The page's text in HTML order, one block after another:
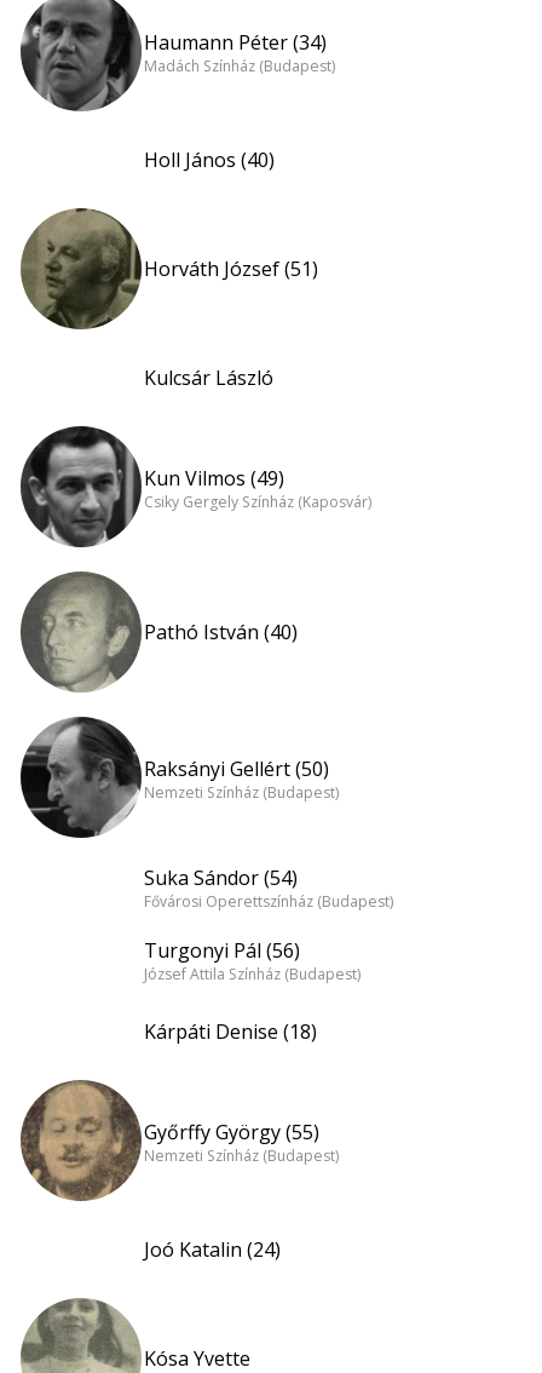
Haumann Péter (34)
Madách Színház (Budapest)
Holl János (40)
Horváth József (51)
Kulcsár László
Kun Vilmos (49)
Csiky Gergely Színház (Kaposvár)
Pathó István (40)
Raksányi Gellért (50)
Nemzeti Színház (Budapest)
Suka Sándor (54)
Fővárosi Operettszínház (Budapest)
Turgonyi Pál (56)
József Attila Színház (Budapest)
Kárpáti Denise (18)
Győrffy György (55)
Nemzeti Színház (Budapest)
Joó Katalin (24)
Kósa Yvette